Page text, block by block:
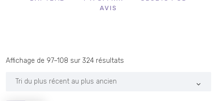
AVIS
Affichage de 97–108 sur 324 résultats